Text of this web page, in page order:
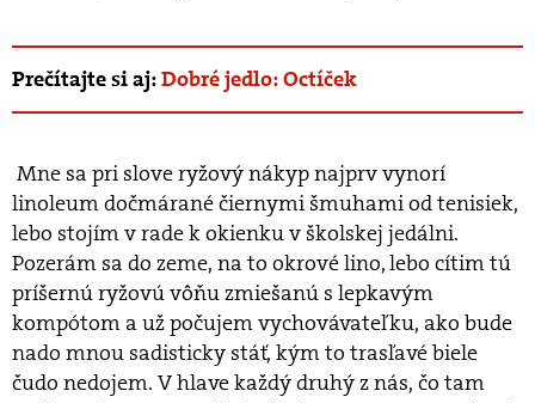
Prečítajte si aj:Dobré jedlo: Octíček
Mne sa pri slove ryžový nákyp najprv vynorí
linoleum dočmárané čiernymi šmuhami od tenisiek,
lebo stojím v rade k okienku v školskej jedálni.
Pozerám sa do zeme, na to okrové lino, lebo cítim tú
príšernú ryžovú vôňu zmiešanú s lepkavým
kompótom a už počujem vychovávateľku, ako bude
nado mnou sadisticky stáť, kým to trasľavé biele
čudo nedojem. V hlave každý druhý z nás, čo tam